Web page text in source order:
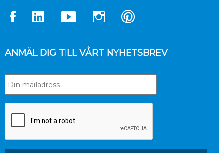
ANMÄL DIG TILL VÅRT NYHETSBREV